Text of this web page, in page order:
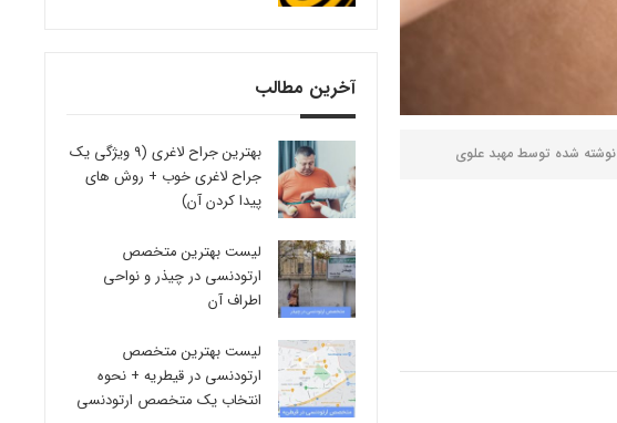
نوشته شده توسط مهبد علوی
آخرین مطالب
بهترین جراح لاغری (9 ویژگی یک
جراح لاغری خوب + روش های
پیدا کردن آن)
لیست بهترین متخصص
ارتودنسی در چیذر و نواحی
اطراف آن
لیست بهترین متخصص
ارتودنسی در قیطریه + نحوه
انتخاب یک متخصص ارتودنسی